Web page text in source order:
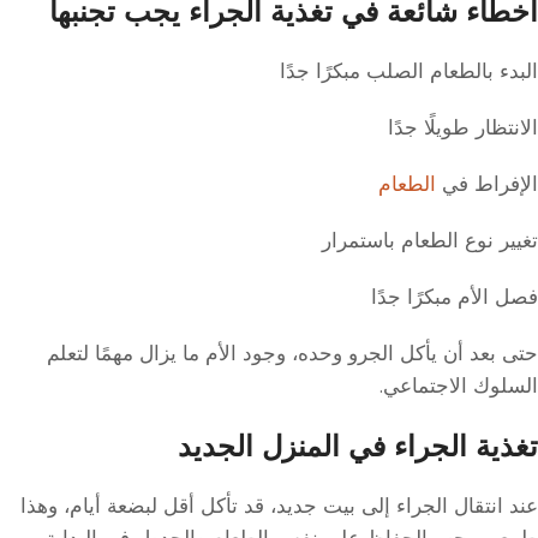
أخطاء شائعة في تغذية الجراء يجب تجنبها
البدء بالطعام الصلب مبكرًا جدًا
الانتظار طويلًا جدًا
الإفراط في الطعام
تغيير نوع الطعام باستمرار
فصل الأم مبكرًا جدًا
حتى بعد أن يأكل الجرو وحده، وجود الأم ما يزال مهمًا لتعلم
السلوك الاجتماعي.
تغذية الجراء في المنزل الجديد
عند انتقال الجراء إلى بيت جديد، قد تأكل أقل لبضعة أيام، وهذا